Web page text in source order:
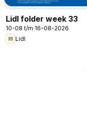
Lidl folder week 33
10-08 t/m 16-08-2026
Lidl